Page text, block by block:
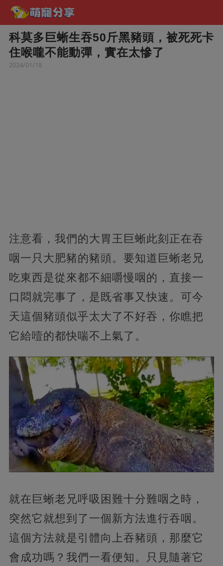
科莫多巨蜥生吞50斤黑豬頭，被死死卡
住喉嚨不能動彈，實在太慘了
2024/01/18
注意看，我們的大胃王巨蜥此刻正在吞
咽一只大肥豬的豬頭。要知道巨蜥老兄
吃東西是從來都不細嚼慢咽的，直接一
口悶就完事了，是既省事又快速。可今
天這個豬頭似乎太大了不好吞，你瞧把
它給噎的都快喘不上氣了。
就在巨蜥老兄呼吸困難十分難咽之時，
突然它就想到了一個新方法進行吞咽。
這個方法就是引體向上吞豬頭，那麼它
會成功嗎？我們一看便知。只見隨著它